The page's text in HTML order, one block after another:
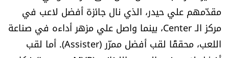
مقدّمهم علي حيدر، الذي نال جائزة أفضل لاعب في
مركز الـ Center، بينما واصل علي مزهر أداءه في صناعة
اللعب، محققًا لقب أفضل ممرّر (Assister). أما لقب